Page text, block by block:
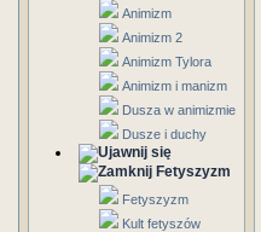
Animizm
Animizm 2
Animizm Tylora
Animizm i manizm
Dusza w animizmie
Dusze i duchy
Fetyszyzm
Fetyszyzm
Kult fetyszów